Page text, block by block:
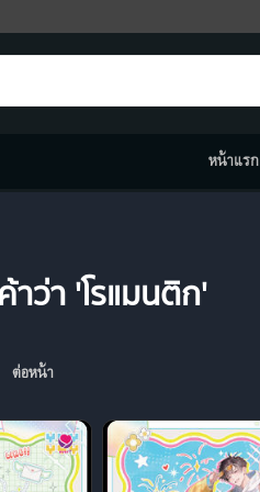
หน้าแรก
ว่า 'โรแมนติก'
ต่อหน้า